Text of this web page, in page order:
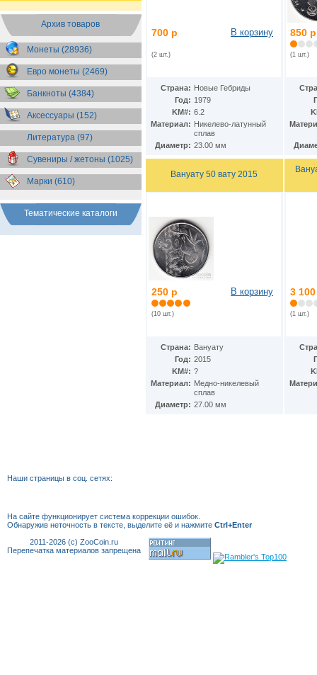
Босния и Герцеговина
Ботсвана
Бразилия(55)
Брит. Антарктические
территории(36)
Брит. Виргинские острова(47)
Брит. Восточная Африка
Брит. Западная Африка(25)
Брит. Ост-Индийская компания
(11)
Брит. территория в Индийском
океане(24)
Бруней(4)
Бурунди(2)
Бутан(10)
Ватикан(85)
Великобритания(308)
Венгрия(179)
Греция
Дания - Фарерские острова
Джерси(67)
Джибути(8)
Доминиканская Респ.(17)
Архив товаров
Монеты (28936)
Евро монеты (2469)
Банкноты (4384)
Аксессуары (152)
Литература (97)
Сувениры / жетоны (1025)
Марки (610)
Тематические каталоги
700 р
(2 шт.)
В корзину
Страна: Новые Гебриды
Год: 1979
KM#: 6.2
Материал: Никелево-латунный
сплав
Диаметр: 23.00 мм
850 р
(1 шт.)
Вануату 50 вату 2015
250 р
(10 шт.)
В корзину
Страна: Вануату
Год: 2015
KM#: ?
Материал: Медно-никелевый
сплав
Диаметр: 27.00 мм
3
(1 шт.)
Наши страницы в соц. сетях:
2011-2026 (c) ZooCoin.ru
Перепечатка материалов запрещена
На сайте функционирует система коррекции ошибок.
Обнаружив неточность в тексте, выделите её и нажмите Ctrl+Enter